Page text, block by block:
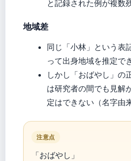
と記録された例が複数
地域差
同じ「小林」という表
って出身地域を推定で
しかし「おばやし」の
は研究者の間でも見解
定はできない（名字由
注意点
「おばやし」